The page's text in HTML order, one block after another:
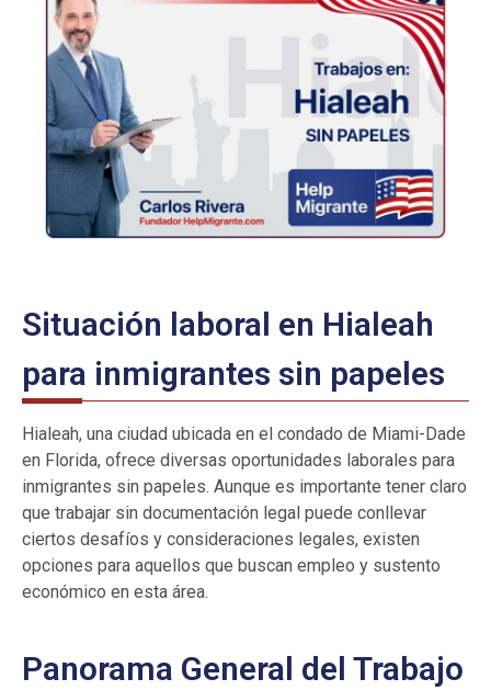
Situación laboral en Hialeah
para inmigrantes sin papeles
Hialeah, una ciudad ubicada en el condado de Miami-Dade
en Florida, ofrece diversas oportunidades laborales para
inmigrantes sin papeles. Aunque es importante tener claro
que trabajar sin documentación legal puede conllevar
ciertos desafíos y consideraciones legales, existen
opciones para aquellos que buscan empleo y sustento
económico en esta área.
Panorama General del Trabajo